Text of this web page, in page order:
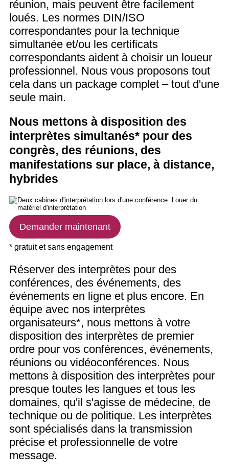
réunion, mais peuvent être facilement
loués. Les normes DIN/ISO
correspondantes pour la technique
simultanée et/ou les certificats
correspondants aident à choisir un loueur
professionnel. Nous vous proposons tout
cela dans un package complet – tout d'une
seule main.
Nous mettons à disposition des
interprètes simultanés* pour des
congrès, des réunions, des
manifestations sur place, à distance,
hybrides
Demander maintenant
* gratuit et sans engagement
Réserver des interprètes pour des
conférences, des événements, des
événements en ligne et plus encore. En
équipe avec nos interprètes
organisateurs*, nous mettons à votre
disposition des interprètes de premier
ordre pour vos conférences, événements,
réunions ou vidéoconférences. Nous
mettons à disposition des interprètes pour
presque toutes les langues et tous les
domaines, qu'il s'agisse de médecine, de
technique ou de politique. Les interprètes
sont spécialisés dans la transmission
précise et professionnelle de votre
message.